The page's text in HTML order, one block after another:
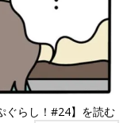
ぐらし！#24】を読む